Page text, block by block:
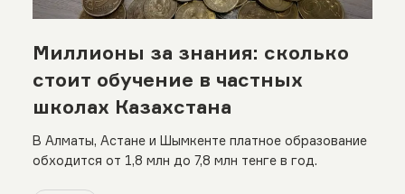
Миллионы за знания: сколько
стоит обучение в частных
школах Казахстана
В Алматы, Астане и Шымкенте платное образование
обходится от 1,8 млн до 7,8 млн тенге в год.